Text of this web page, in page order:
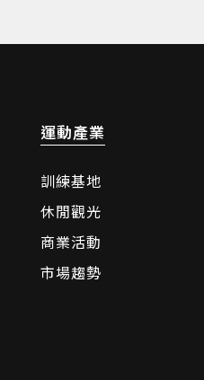
運動產業
訓練基地
休閒觀光
商業活動
市場趨勢